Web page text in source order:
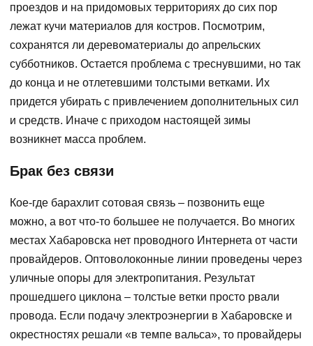
проездов и на придомовых территориях до сих пор
лежат кучи материалов для костров. Посмотрим,
сохранятся ли деревоматериалы до апрельских
субботников. Остается проблема с треснувшими, но так
до конца и не отлетевшими толстыми ветками. Их
придется убирать с привлечением дополнительных сил
и средств. Иначе с приходом настоящей зимы
возникнет масса проблем.
Брак без связи
Кое-где барахлит сотовая связь – позвонить еще
можно, а вот что-то большее не получается. Во многих
местах Хабаровска нет проводного Интернета от части
провайдеров. Оптоволоконные линии проведены через
уличные опоры для электропитания. Результат
прошедшего циклона – толстые ветки просто рвали
провода. Если подачу электроэнергии в Хабаровске и
окрестностях решали «в темпе вальса», то провайдеры